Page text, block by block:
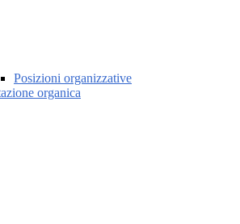
Posizioni organizzative
organica